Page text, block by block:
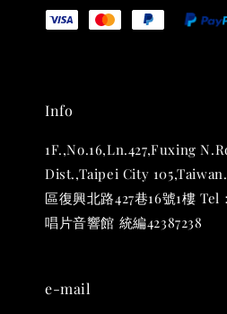
NT$ 480
NT$ 580
-
Info
1F.,No.16,Ln.427,Fuxing
Dist.,Taipei City
區復興北路427巷16號1樓
唱片音響館 統編42387238
e-mail